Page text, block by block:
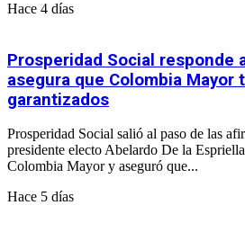
Hace 4 días
Prosperidad Social responde
asegura que Colombia Mayor
garantizados
Prosperidad Social salió al paso de las
presidente electo Abelardo De la
Colombia Mayor y aseguró que...
Hace 5 días